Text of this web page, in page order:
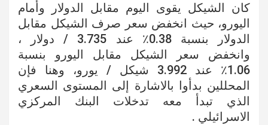
كان الشيكل يقوى اليوم مقابل الدولار وأمام
اليورو، حيث انخفض سعر صرف الشيكل مقابل
الدولار بنسبة 0.38٪ عند 3.735 / دولار ،
وانخفض سعر الشيكل مقابل اليورو بنسبة
1.06٪ عند 3.992 شيكل / يورو، وهنا فإن
المحللين بدأوا بالاشارة إلى المستوى السعري
الذي تبدأ معه تدخلات البنك المركزي
الاسرائيلي .